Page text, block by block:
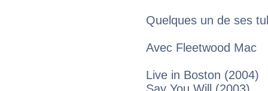
Quelques un de ses
Avec Fleetwood Mac
Live in Boston (2004)
Say You Will (2003)